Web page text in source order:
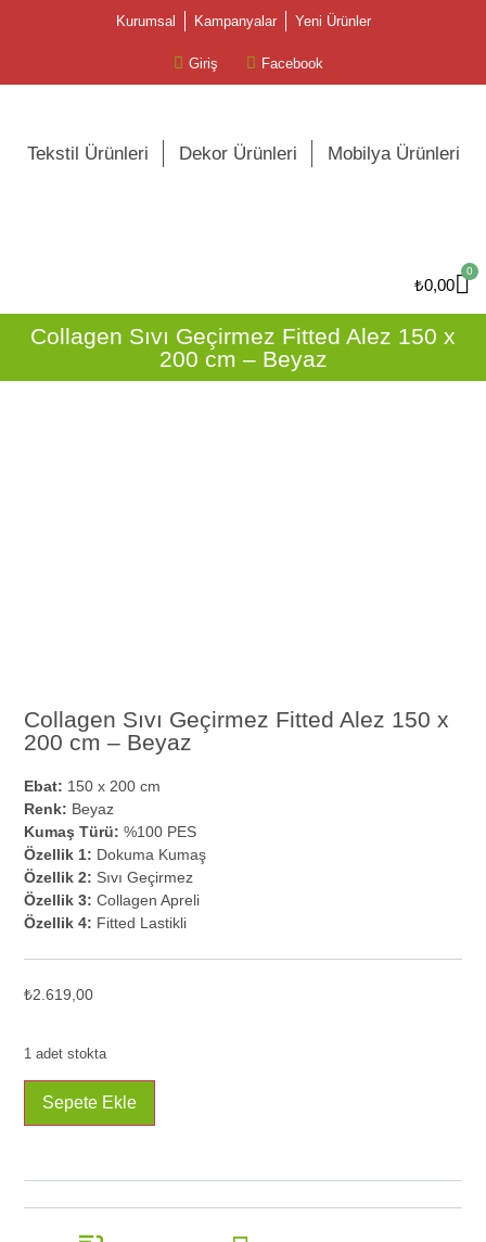
Kurumsal Kampanyalar Yeni Ürünler
Giriş Facebook
Tekstil Ürünleri Dekor Ürünleri Mobilya Ürünleri
₺0,00
0
Collagen Sıvı Geçirmez Fitted Alez 150 x
200 cm – Beyaz
Collagen Sıvı Geçirmez Fitted Alez 150 x
200 cm – Beyaz
Ebat: 150 x 200 cm
Renk: Beyaz
Kumaş Türü: %100 PES
Özellik 1: Dokuma Kumaş
Özellik 2: Sıvı Geçirmez
Özellik 3: Collagen Apreli
Özellik 4: Fitted Lastikli
₺2.619,00
1 adet stokta
Sepete Ekle